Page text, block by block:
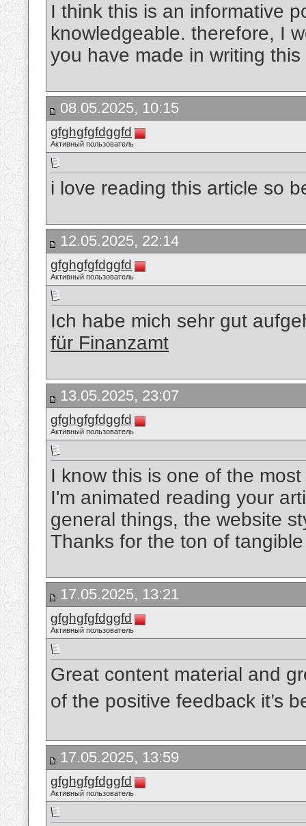
I think this is an informative
knowledgeable. therefore, I
you have made in writing
08.05.2025, 10:15
gfghgfgfdggfd
Активный пользователь
i love reading this article so
12.05.2025, 22:14
gfghgfgfdggfd
Активный пользователь
Ich habe mich sehr gut
für Finanzamt
13.05.2025, 23:07
gfghgfgfdggfd
Активный пользователь
I know this is one of the
I'm animated reading your
general things, the website
Thanks for the ton of
17.05.2025, 13:21
gfghgfgfdggfd
Активный пользователь
Great content material and
of the positive feedback it’s
17.05.2025, 13:59
gfghgfgfdggfd
Активный пользователь